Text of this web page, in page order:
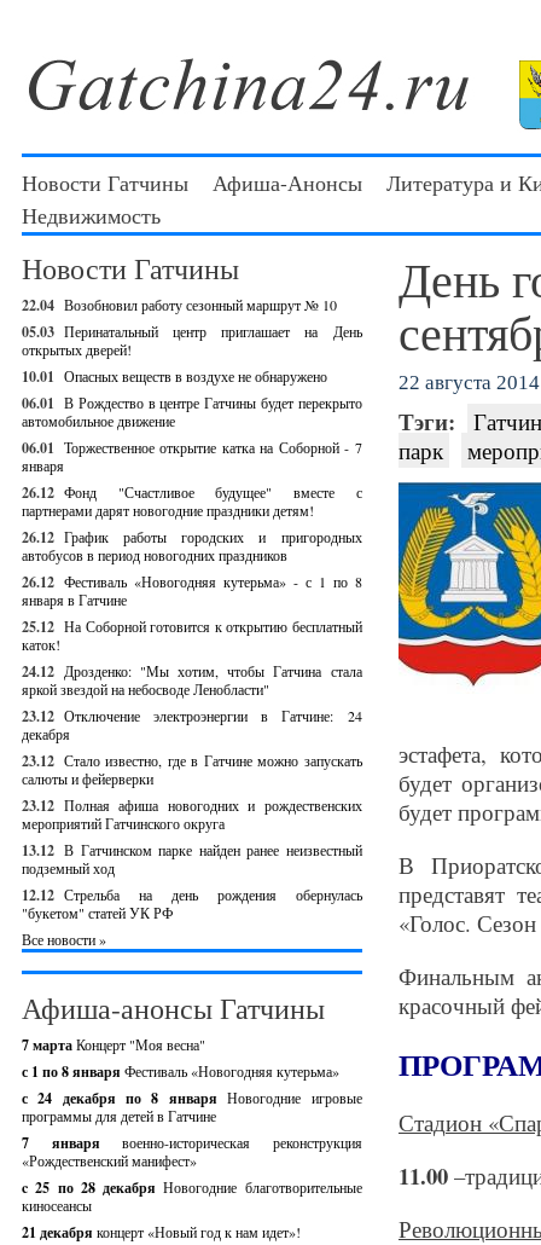
Новости Гатчины Афиша-Анонсы
Литература и
Недвижимость
Новости Гатчины
22.04 Возобновил работу сезонный маршрут № 10
05.03 Перинатальный центр приглашает на День
открытых дверей!
10.01 Опасных веществ в воздухе не обнаружено
06.01 В Рождество в центре Гатчины будет перекрыто
автомобильное движение
06.01 Торжественное открытие катка на Соборной - 7
января
26.12 Фонд "Счастливое будущее" вместе с
партнерами дарят новогодние праздники детям!
26.12 График работы городских и пригородных
автобусов в период новогодних праздников
26.12 Фестиваль «Новогодняя кутерьма» - с 1 по 8
января в Гатчине
25.12 На Соборной готовится к открытию бесплатный
каток!
24.12 Дрозденко: "Мы хотим, чтобы Гатчина стала
яркой звездой на небосводе Ленобласти"
23.12 Отключение электроэнергии в Гатчине: 24
декабря
23.12 Стало известно, где в Гатчине можно запускать
салюты и фейерверки
23.12 Полная афиша новогодних и рождественских
мероприятий Гатчинского округа
13.12 В Гатчинском парке найден ранее неизвестный
подземный ход
12.12 Стрельба на день рождения обернулась
"букетом" статей УК РФ
Все новости »
Афиша-анонсы Гатчины
7 мартаКонцерт "Моя весна"
с 1 по 8 января Фестиваль «Новогодняя кутерьма»
с 24 декабря по 8 январяНовогодние игровые
программы для детей в Гатчине
7 январявоенно-историческая реконструкция
«Рождественский манифест»
c 25 по 28 декабряНовогодние благотворительные
киносеансы
21 декабря концерт «Новый год к нам идет»!
День
22 августа 2014
Тэги:
парк
эстафета,
будет
будет
В
представят
«Голос.
Финальным
красочный
Стадион
11.00